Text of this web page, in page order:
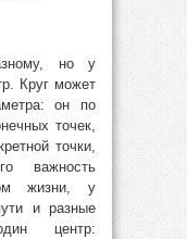
но у
Круг может
он по
точек,
точки,
важность
жизни, у
и разные
центр: